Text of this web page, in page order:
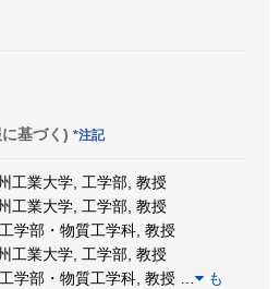
基づく) *注記
工業大学, 工学部, 教授
工業大学, 工学部, 教授
学部・物質工学科, 教授
工業大学, 工学部, 教授
学部・物質工学科, 教授
も